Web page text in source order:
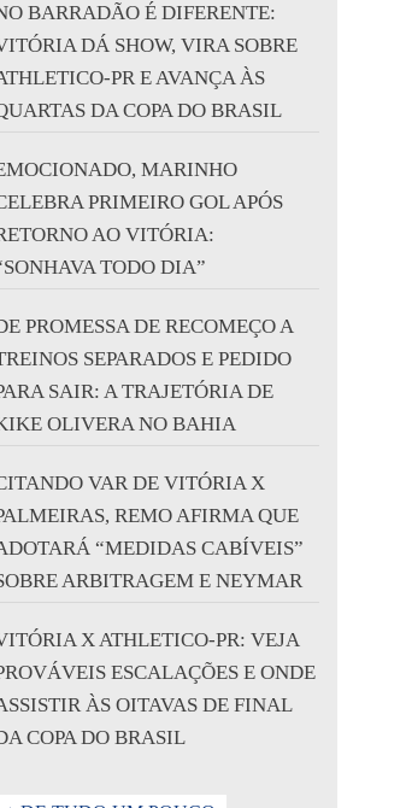
BARRADÃO É DIFERENTE:
DÁ SHOW, VIRA SOBRE
PR E AVANÇA ÀS
DA COPA DO BRASIL
MARINHO
PRIMEIRO GOL APÓS
AO VITÓRIA:
TODO DIA”
PROMESSA DE RECOMEÇO A
SEPARADOS E PEDIDO
SAIR: A TRAJETÓRIA DE
OLIVERA NO BAHIA
VAR DE VITÓRIA X
REMO AFIRMA QUE
“MEDIDAS CABÍVEIS”
ARBITRAGEM E NEYMAR
X ATHLETICO-PR: VEJA
ESCALAÇÕES E ONDE
ÀS OITAVAS DE FINAL
COPA DO BRASIL